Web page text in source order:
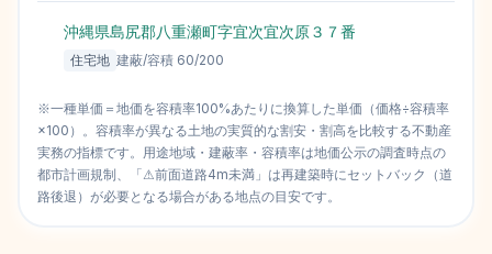
沖縄県島尻郡八重瀬町字宜次宜次原３７番
住宅地 建蔽/容積 60/200
※一種単価＝地価を容積率100%あたりに換算した単価（価格÷容積率
×100）。容積率が異なる土地の実質的な割安・割高を比較する不動産
実務の指標です。用途地域・建蔽率・容積率は地価公示の調査時点の
都市計画規制、「⚠前面道路4m未満」は再建築時にセットバック（道
路後退）が必要となる場合がある地点の目安です。